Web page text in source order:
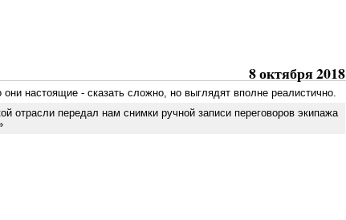
8 октября 2018
настоящие - сказать сложно, но выглядят вполне реалистично.
отрасли передал нам снимки ручной записи переговоров экипажа